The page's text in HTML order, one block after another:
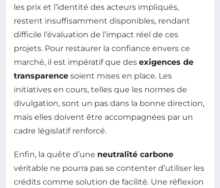
les prix et l’identité des acteurs impliqués,
restent insuffisamment disponibles, rendant
difficile l’évaluation de l’impact réel de ces
projets. Pour restaurer la confiance envers ce
marché, il est impératif que des exigences de
transparence soient mises en place. Les
initiatives en cours, telles que les normes de
divulgation, sont un pas dans la bonne direction,
mais elles doivent être accompagnées par un
cadre législatif renforcé.
Enfin, la quête d’une neutralité carbone
véritable ne pourra pas se contenter d’utiliser les
crédits comme solution de facilité. Une réflexion